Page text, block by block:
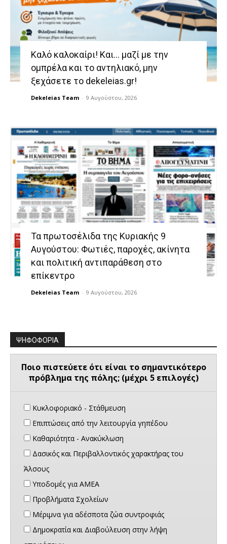
Καλό καλοκαίρι! Και… μαζί με την
ομπρέλα και το αντηλιακό, μην
ξεχάσετε το dekeleias.gr!
Dekeleias Team - 9 Αυγούστου, 2026
Τα πρωτοσέλιδα της Κυριακής 9
Αυγούστου: Φωτιές, παροχές, ακίνητα
και πολιτική αντιπαράθεση στο
επίκεντρο
Dekeleias Team - 9 Αυγούστου, 2026
ΨΗΦΟΦΟΡΙΑ
Ποιο πιστεύετε ότι είναι το σημαντικότερο
πρόβλημα της πόλης; (μέχρι 5 επιλογές)
Κυκλοφοριακό - Στάθμευση
Επιπτώσεις από την λειτουργία γηπέδου
Καθαριότητα - Ανακύκλωση
Δασικός και Περιβαλλοντικός χαρακτήρας του
Άλσους
Υποδομές για ΑΜΕΑ
Προβλήματα Σχολείων
Μέριμνα για αδέσποτα ζώα συντροφιάς
Δημοκρατία και Διαβούλευση στην λήψη